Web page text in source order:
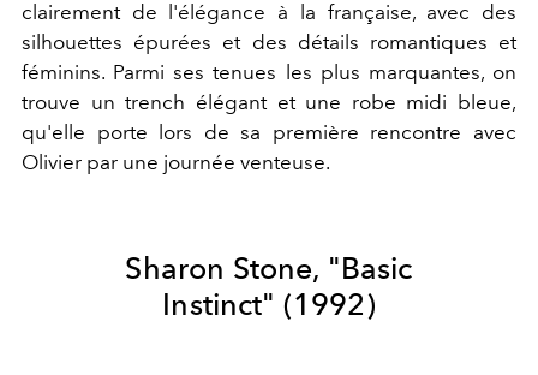
clairement de l'élégance à la française, avec des
silhouettes épurées et des détails romantiques et
féminins. Parmi ses tenues les plus marquantes, on
trouve un trench élégant et une robe midi bleue,
qu'elle porte lors de sa première rencontre avec
Olivier par une journée venteuse.
Sharon Stone, "Basic
Instinct" (1992)